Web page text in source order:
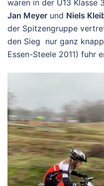
waren in der U13 Klasse
Jan Meyer und Niels
der Spitzengruppe
den Sieg nur ganz
Essen-Steele 2011) fuhr